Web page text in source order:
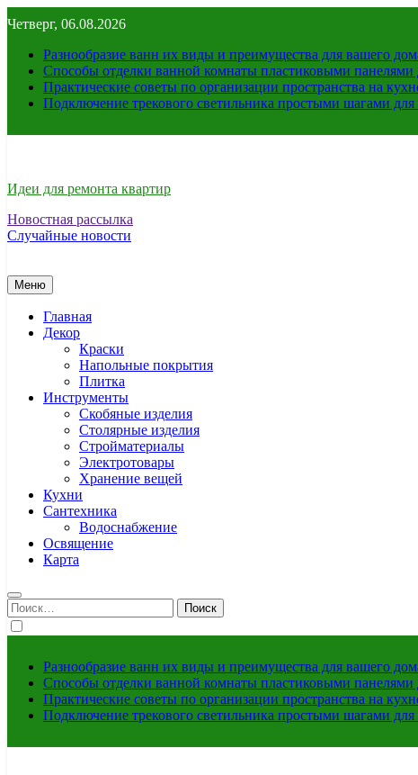
к
содержимому
Четверг, 06.08.2026
Разнообразие ванн их виды и преимущества для вашего
Способы отделки ванной комнаты пластиковыми панелями
Практические советы по организации пространства на
Подключение трекового светильника простыми шагами для
Идеи для ремонта квартир
Новостная рассылка
Случайные новости
Меню
Главная
Декор
Краски
Напольные покрытия
Плитка
Инструменты
Скобяные изделия
Столярные изделия
Стройматериалы
Электротовары
Хранение вещей
Кухни
Сантехника
Водоснабжение
Освящение
Карта
Найти:
Разнообразие ванн их виды и преимущества для вашего
Способы отделки ванной комнаты пластиковыми панелями
Практические советы по организации пространства на
Подключение трекового светильника простыми шагами для